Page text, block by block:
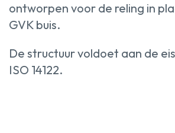
ontworpen voor de reling in
GVK buis.
De structuur voldoet aan de
ISO 14122.